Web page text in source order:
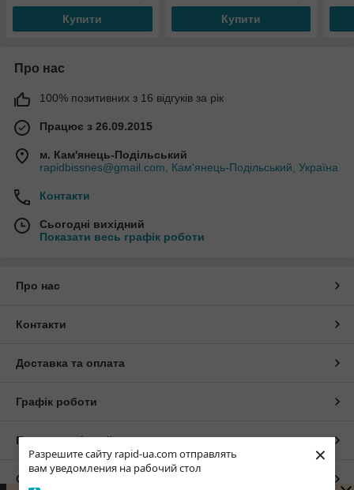
Разрешите сайту rapid-ua.com отправлять
вам уведомления на рабочий стол
×
Купити Купити
Про нас
100% позитивних з 16 відгуків за рік
Працює з 26.09.2015
м. Кам'янець-Подільський
rapidbissnes@gmail.com, Кам'янець-Подільський, Україна
Контакти
Сьогодні вихідний
Показати весь графік роботи
Про нас
Контакти
Доставка та оплата
Графік роботи
Повна версія сайту
Сайт створено на маркетплейсі